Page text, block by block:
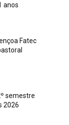
anos
Fatec
semestre
2026